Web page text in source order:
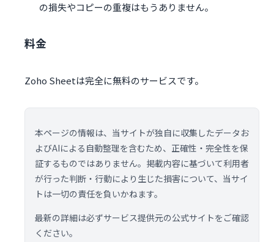
の損失やコピーの重複はもうありません。
料金
Zoho Sheetは完全に無料のサービスです。
本ページの情報は、当サイトが独自に収集したデータお
よびAIによる自動整理を含むため、正確性・完全性を保
証するものではありません。掲載内容に基づいて利用者
が行った判断・行動により生じた損害について、当サイ
トは一切の責任を負いかねます。
最新の詳細は必ずサービス提供元の公式サイトをご確認
ください。